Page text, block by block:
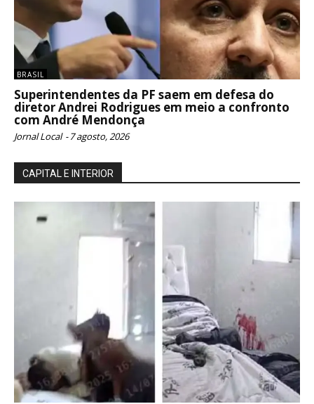
BRASIL
Superintendentes da PF saem em defesa do
diretor Andrei Rodrigues em meio a confronto
com André Mendonça
Jornal Local - 7 agosto, 2026
CAPITAL E INTERIOR